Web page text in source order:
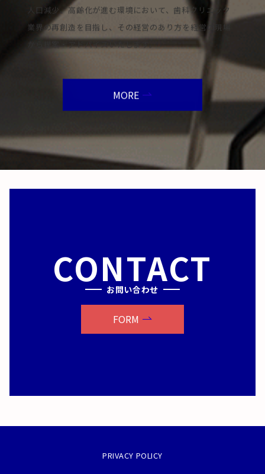
人口減少、高齢化が進む環境において、歯科クリニック
業界の再創造を目指し、その経営のあり方を経営の現場
から提案・アドバイスいたします。
MORE
CONTACT
お問い合わせ
FORM
PRIVACY POLICY